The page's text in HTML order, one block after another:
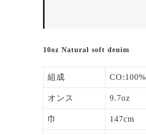
10oz Natural soft denim
組成 CO:100%
オンス 9.7oz
巾 147cm